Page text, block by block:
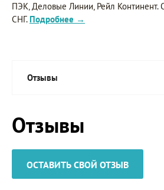
ПЭК, Деловые Линии, Рейл Континент.
СНГ. Подробнее →
Отзывы
Отзывы
ОСТАВИТЬ СВОЙ ОТЗЫВ